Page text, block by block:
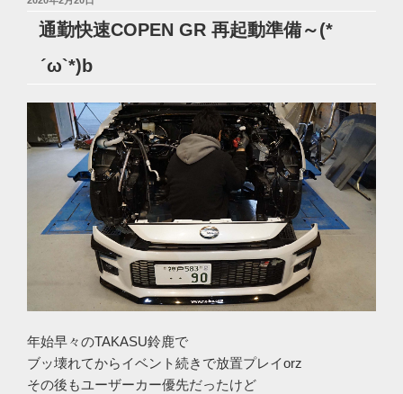
通勤快速COPEN GR 再起動準備～(*
´ω`*)b
年始早々のTAKASU鈴鹿で
ブッ壊れてからイベント続きで放置プレイorz
その後もユーザーカー優先だったけど